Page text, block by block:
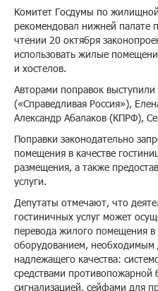
Комитет Госдумы по
рекомендовал нижней палате
чтении 20 октября
использовать жилые
и хостелов.
Авторами поправок выступили
(«Справедливая Россия»),
Александр Абалаков (КПРФ),
Поправки законодательно
помещения в качестве
размещения, а также
услуги.
Депутаты отмечают, что
гостиничных услуг может
перевода жилого помещения
оборудованием, необходимым
надлежащего качества:
средствами противопожарной
сигнализацией, сейфами для